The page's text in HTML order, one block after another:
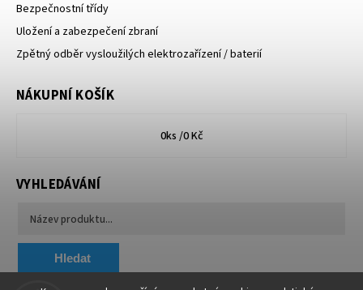
Bezpečnostní třídy
Uložení a zabezpečení zbraní
Zpětný odběr vysloužilých elektrozařízení / baterií
NÁKUPNÍ KOŠÍK
0ks /0 Kč
VYHLEDÁVÁNÍ
Hledat